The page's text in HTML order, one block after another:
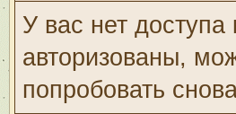
У вас нет
авторизованы,
попробовать